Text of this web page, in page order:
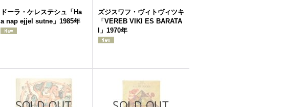
ドーラ・ケレステシュ「Ha
a nap ejjel sutne」1985年
ズジスワフ・ヴィトヴィツキ
「VEREB VIKI ES BARATA
I」1970年